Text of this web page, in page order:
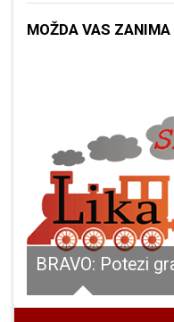
MOŽDA VAS ZANIMA